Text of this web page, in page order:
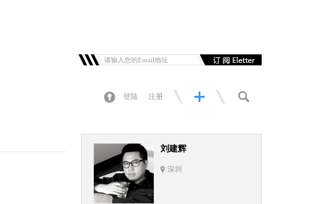
登陆 注册
刘建辉
深圳